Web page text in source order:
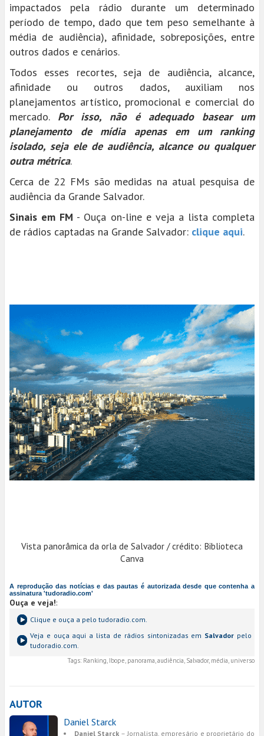
impactados pela rádio durante um determinado
período de tempo, dado que tem peso semelhante à
média de audiência), afinidade, sobreposições, entre
outros dados e cenários.
Todos esses recortes, seja de audiência, alcance,
afinidade ou outros dados, auxiliam nos
planejamentos artístico, promocional e comercial do
mercado. Por isso, não é adequado basear um
planejamento de mídia apenas em um ranking
isolado, seja ele de audiência, alcance ou qualquer
outra métrica.
Cerca de 22 FMs são medidas na atual pesquisa de
audiência da Grande Salvador.
Sinais em FM - Ouça on-line e veja a lista completa
de rádios captadas na Grande Salvador: clique aqui.
Vista panorâmica da orla de Salvador / crédito: Biblioteca
Canva
A reprodução das notícias e das pautas é autorizada desde que contenha a
assinatura 'tudoradio.com'
Ouça e veja!:
Clique e ouça a pelo tudoradio.com.
Veja e ouça aqui a lista de rádios sintonizadas em Salvador pelo
tudoradio.com.
Tags: Ranking, Ibope, panorama, audiência, Salvador, média, universo
AUTOR
Daniel Starck
Daniel Starck – Jornalista, empresário e proprietário do